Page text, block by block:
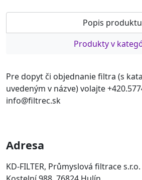
Popis produktu
Produkty v
Pre dopyt či objednanie filtra (s
uvedeným v názve) volajte
info@filtrec.sk
Adresa
KD-FILTER, Průmyslová filtrace s.r.o.